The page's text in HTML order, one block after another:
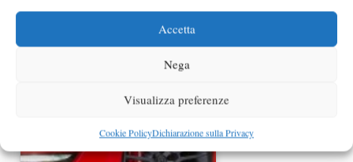
Accetta
Nega
Visualizza preferenze
Cookie PolicyDichiarazione sulla Privacy